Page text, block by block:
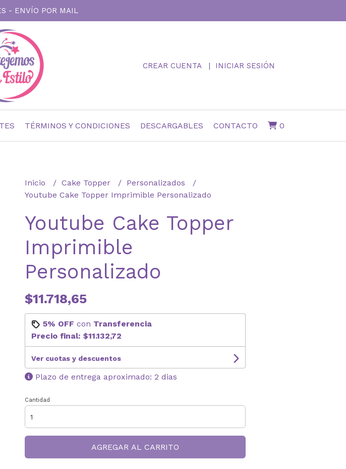
- ENVÍO POR MAIL
CREAR CUENTA INICIAR SESIÓN
TÉRMINOS Y CONDICIONES DESCARGABLES CONTACTO 0
Inicio Cake Topper
Personalizados
Youtube Cake Topper Imprimible Personalizado
Youtube Cake Topper
Imprimible
Personalizado
$11.718,65
5% OFF con Transferencia
Precio final: $11.132,72
Ver cuotas y descuentos
Plazo de entrega aproximado: 2 dias
Cantidad
AGREGAR AL CARRITO